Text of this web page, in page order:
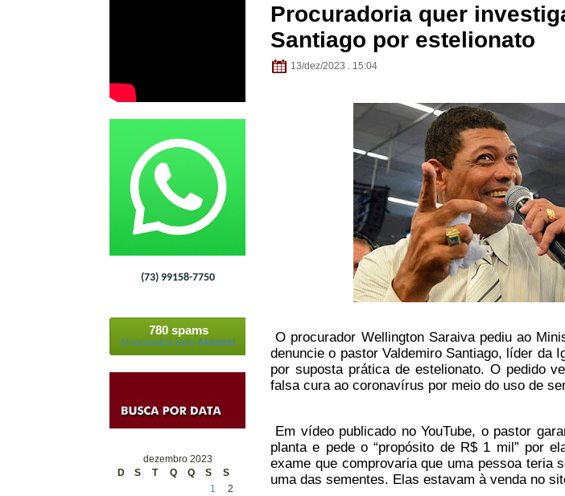
(73) 99158-7750
780 spams
bloqueados pelo Akismet
dezembro 2023
D
S T Q Q S
S
1
2
Procuradoria quer
Santiago por estelionato
13/dez/2023 . 15:04
O procurador Wellington Saraiva pediu ao
denuncie o pastor Valdemiro Santiago, líder da
por suposta prática de estelionato. O pedido
falsa cura ao coronavírus por meio do uso de
Em vídeo publicado no YouTube, o pastor
planta e pede o “propósito de R$ 1 mil” por
exame que comprovaria que uma pessoa teria
uma das sementes. Elas estavam à venda no